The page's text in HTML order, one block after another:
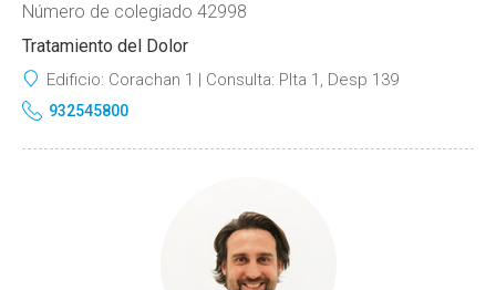
Número de colegiado 42998
Tratamiento del Dolor
Edificio: Corachan 1 Consulta: Plta 1, Desp 139
932545800